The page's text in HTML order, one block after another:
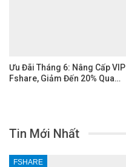
Ưu Đãi Tháng 6: Nâng Cấp VIP
Fshare, Giảm Đến 20% Qua…
Tin Mới Nhất
FSHARE